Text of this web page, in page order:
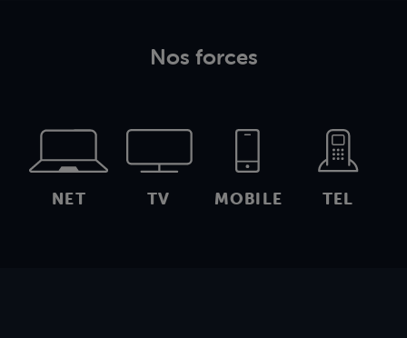
Nos forces
NET TV MOBILE TEL